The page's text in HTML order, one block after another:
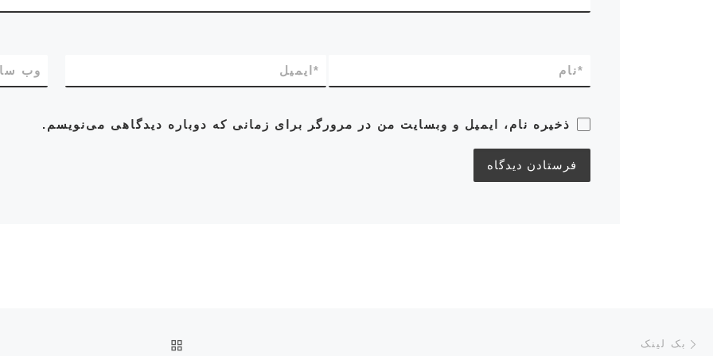
نام* ایمیل * وب‌
ذخیره نام، ایمیل و وبسایت من در مرورگر برای زمانی که دوباره دیدگاهی می‌نویسم.
ناوبری پست‌ها
بک لینک بازگشت به صفحه اصلی